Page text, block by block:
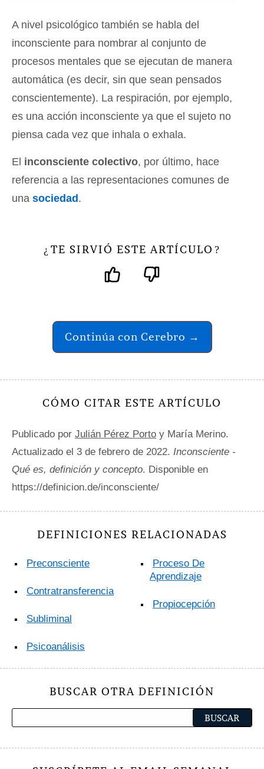
A nivel psicológico también se habla del
inconsciente para nombrar al conjunto de
procesos mentales que se ejecutan de manera
automática (es decir, sin que sean pensados
conscientemente). La respiración, por ejemplo,
es una acción inconsciente ya que el sujeto no
piensa cada vez que inhala o exhala.
El inconsciente colectivo, por último, hace
referencia a las representaciones comunes de
una sociedad .
¿ TE SIRVIÓ ESTE ARTÍCULO ?
Continúa con Cerebro →
CÓMO CITAR ESTE ARTÍCULO
Publicado por Julián Pérez Porto y María Merino.
Actualizado el 3 de febrero de 2022. Inconsciente -
Qué es, definición y concepto. Disponible en
https://definicion.de/inconsciente/
DEFINICIONES RELACIONADAS
Preconsciente
Contratransferencia
Subliminal
Psicoanálisis
Proceso De
Aprendizaje
Propiocepción
BUSCAR OTRA DEFINICIÓN